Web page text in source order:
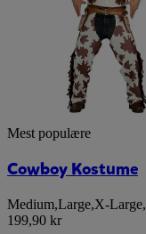
Mest populære
Cowboy Kostume
Medium,Large,X-Large,
199,90 kr